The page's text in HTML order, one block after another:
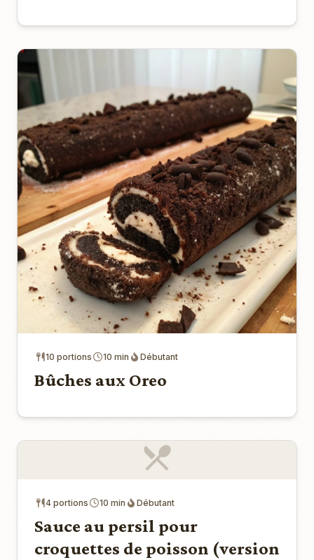
10 portions 10 min Débutant
Bûches aux Oreo
4 portions 10 min Débutant
Sauce au persil pour
croquettes de poisson (version